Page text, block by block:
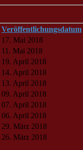
Veröffentlichungsdatum
17. Mai 2018
11. Mai 2018
19. April 2018
14. April 2018
13. April 2018
09. April 2018
07. April 2018
06. April 2018
29. März 2018
26. März 2018